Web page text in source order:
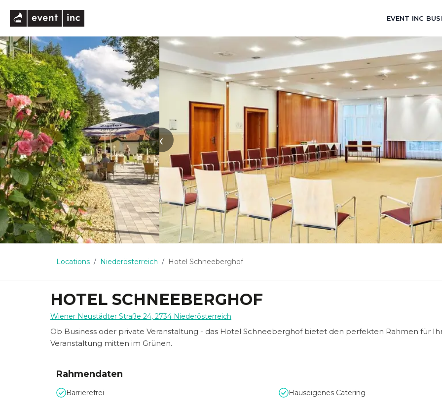
EVENT INC
‹
Locations Niederösterreich Hotel Schneeberghof
HOTEL SCHNEEBERGHOF
Wiener Neustädter Straße 24, 2734 Niederösterreich
Ob Business oder private Veranstaltung - das Hotel Schneeberghof bietet den perfekten Rahmen für
Veranstaltung mitten im Grünen.
Rahmendaten
Barrierefrei Hauseigenes Catering